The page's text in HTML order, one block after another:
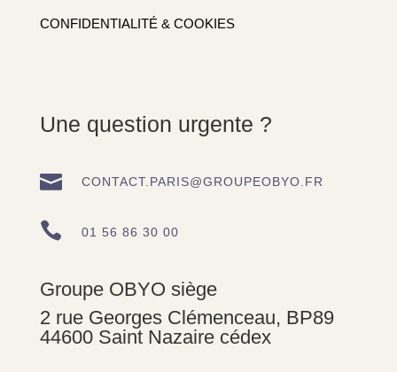
CONFIDENTIALITÉ & COOKIES
Une question urgente ?
 CONTACT.PARIS@GROUPEOBYO.FR
 01 56 86 30 00
Groupe OBYO siège
2 rue Georges Clémenceau, BP89
44600 Saint Nazaire cédex